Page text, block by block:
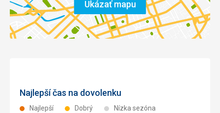
Ukázať mapu
Najlepší čas na dovolenku
Najlepší Dobrý Nízka sezóna